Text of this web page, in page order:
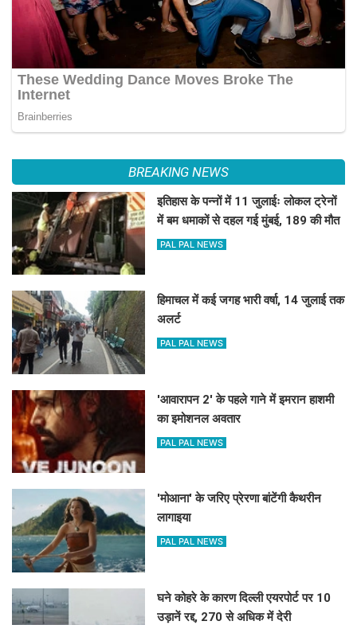
BREAKING NEWS
इतिहास के पन्नों में 11 जुलाईः लोकल ट्रेनों
में बम धमाकों से दहल गई मुंबई, 189 की मौत
PAL PAL NEWS
हिमाचल में कई जगह भारी वर्षा, 14 जुलाई तक
अलर्ट
PAL PAL NEWS
'आवारापन 2' के पहले गाने में इमरान हाशमी
का इमोशनल अवतार
PAL PAL NEWS
'मोआना' के जरिए प्रेरणा बांटेंगी कैथरीन
लागाइया
PAL PAL NEWS
घने कोहरे के कारण दिल्ली एयरपोर्ट पर 10
उड़ानें रद्द, 270 से अधिक में देरी